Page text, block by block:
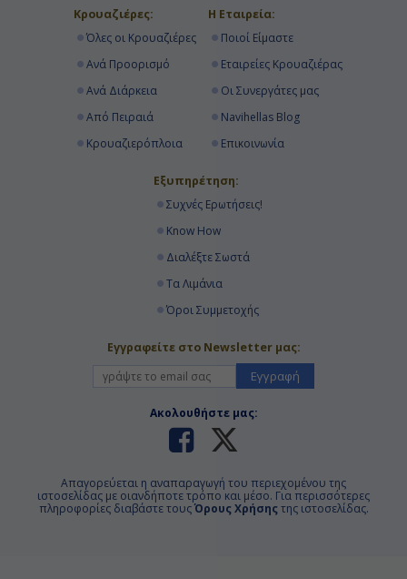
Κρουαζιέρες:
Όλες οι Κρουαζιέρες
Ανά Προορισμό
Ανά Διάρκεια
Από Πειραιά
Κρουαζιερόπλοια
Η Εταιρεία:
Ποιοί Είμαστε
Εταιρείες Κρουαζιέρας
Οι Συνεργάτες μας
Navihellas Blog
Επικοινωνία
Εξυπηρέτηση:
Συχνές Ερωτήσεις!
Know How
Διαλέξτε Σωστά
Τα Λιμάνια
Όροι Συμμετοχής
Εγγραφείτε στο Newsletter μας:
Εγγραφή
Ακολουθήστε μας:
Απαγορεύεται η αναπαραγωγή του περιεχομένου της
ιστοσελίδας με οιανδήποτε τρόπο και μέσο. Για περισσότερες
πληροφορίες διαβάστε τουςΌρους Χρήσης της ιστοσελίδας.